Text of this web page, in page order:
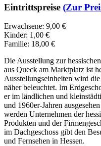
Eintrittspreise (Zur
Erwachsene: 9,00 €
Kinder: 1,00 €
Familie: 18,00 €
Die Ausstellung zur
aus Queck am Marktplatz ist
Ausstellungseinheiten wird
näher beleuchtet. Im
er im ländlichen und
und 1960er-Jahren
werden Unternehmen der
Produkten und der
im Dachgeschoss gibt den
und Fernsehen in Hessen.